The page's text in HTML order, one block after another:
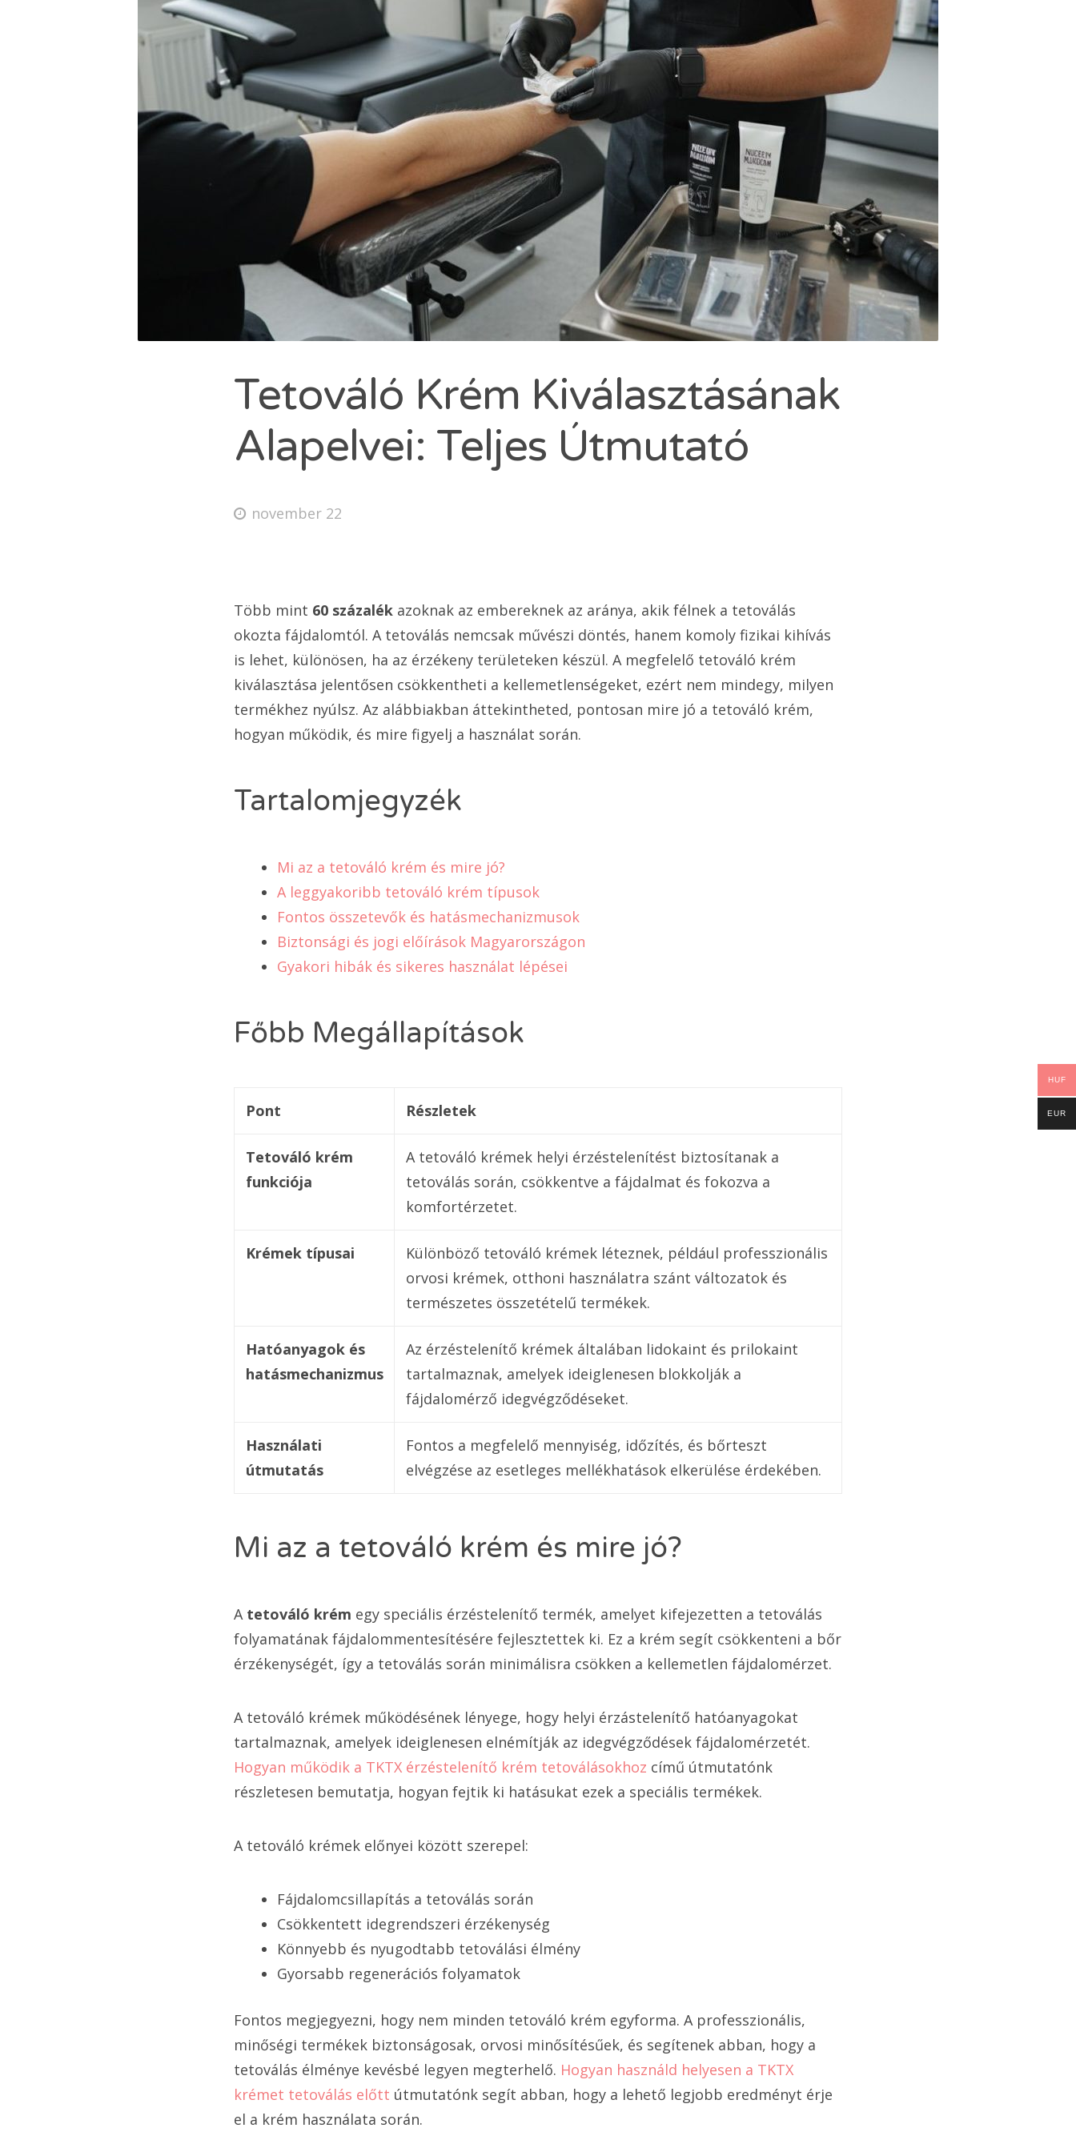
Tetováló Krém Kiválasztásának
Alapelvei: Teljes Útmutató
november 22
Több mint 60 százalék azoknak az embereknek az aránya, akik félnek a tetoválás
okozta fájdalomtól. A tetoválás nemcsak művészi döntés, hanem komoly fizikai kihívás
is lehet, különösen, ha az érzékeny területeken készül. A megfelelő tetováló krém
kiválasztása jelentősen csökkentheti a kellemetlenségeket, ezért nem mindegy, milyen
termékhez nyúlsz. Az alábbiakban áttekintheted, pontosan mire jó a tetováló krém,
hogyan működik, és mire figyelj a használat során.
Tartalomjegyzék
Mi az a tetováló krém és mire jó?
A leggyakoribb tetováló krém típusok
Fontos összetevők és hatásmechanizmusok
Biztonsági és jogi előírások Magyarországon
Gyakori hibák és sikeres használat lépései
Főbb Megállapítások
Pont Részletek
Tetováló krém
funkciója
A tetováló krémek helyi érzéstelenítést biztosítanak a
tetoválás során, csökkentve a fájdalmat és fokozva a
komfortérzetet.
Krémek típusai
Különböző tetováló krémek léteznek, például professzionális
orvosi krémek, otthoni használatra szánt változatok és
természetes összetételű termékek.
Hatóanyagok és
hatásmechanizmus
Az érzéstelenítő krémek általában lidokaint és prilokaint
tartalmaznak, amelyek ideiglenesen blokkolják a
fájdalomérző idegvégződéseket.
Használati
útmutatás
Fontos a megfelelő mennyiség, időzítés, és bőrteszt
elvégzése az esetleges mellékhatások elkerülése érdekében.
Mi az a tetováló krém és mire jó?
A tetováló krém egy speciális érzéstelenítő termék, amelyet kifejezetten a tetoválás
folyamatának fájdalommentesítésére fejlesztettek ki. Ez a krém segít csökkenteni a bőr
érzékenységét, így a tetoválás során minimálisra csökken a kellemetlen fájdalomérzet.
A tetováló krémek működésének lényege, hogy helyi érzástelenítő hatóanyagokat
tartalmaznak, amelyek ideiglenesen elnémítják az idegvégződések fájdalomérzetét.
Hogyan működik a TKTX érzéstelenítő krém tetoválásokhoz című útmutatónk
részletesen bemutatja, hogyan fejtik ki hatásukat ezek a speciális termékek.
A tetováló krémek előnyei között szerepel:
Fájdalomcsillapítás a tetoválás során
Csökkentett idegrendszeri érzékenység
Könnyebb és nyugodtabb tetoválási élmény
Gyorsabb regenerációs folyamatok
Fontos megjegyezni, hogy nem minden tetováló krém egyforma. A professzionális,
minőségi termékek biztonságosak, orvosi minősítésűek, és segítenek abban, hogy a
tetoválás élménye kevésbé legyen megterhelő. Hogyan használd helyesen a TKTX
krémet tetoválás előtt útmutatónk segít abban, hogy a lehető legjobb eredményt érje
el a krém használata során.
HUF
EUR